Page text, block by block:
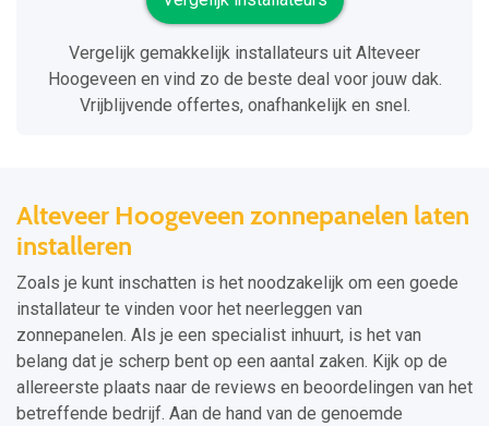
Vergelijk gemakkelijk installateurs uit Alteveer
Hoogeveen en vind zo de beste deal voor jouw dak.
Vrijblijvende offertes, onafhankelijk en snel.
Alteveer Hoogeveen zonnepanelen laten
installeren
Zoals je kunt inschatten is het noodzakelijk om een goede
installateur te vinden voor het neerleggen van
zonnepanelen. Als je een specialist inhuurt, is het van
belang dat je scherp bent op een aantal zaken. Kijk op de
allereerste plaats naar de reviews en beoordelingen van het
betreffende bedrijf. Aan de hand van de genoemde